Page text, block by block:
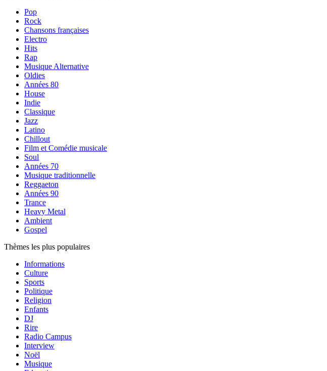
Pop
Rock
Chansons françaises
Electro
Hits
Rap
Musique Alternative
Oldies
Années 80
House
Indie
Classique
Jazz
Latino
Chillout
Film et Comédie musicale
Soul
Années 70
Musique traditionnelle
Reggaeton
Années 90
Trance
Heavy Metal
Ambient
Gospel
Thèmes les plus populaires
Informations
Culture
Sports
Politique
Religion
Enfants
DJ
Rire
Radio Campus
Interview
Noël
Musique